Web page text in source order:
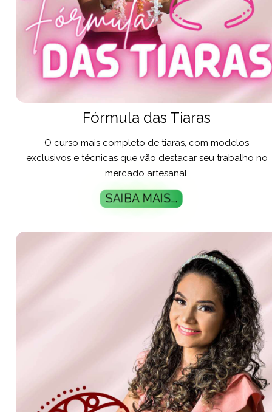
Fórmula das Tiaras
O curso mais completo de tiaras, com modelos
exclusivos e técnicas que vão destacar seu trabalho no
mercado artesanal.
SAIBA MAIS...